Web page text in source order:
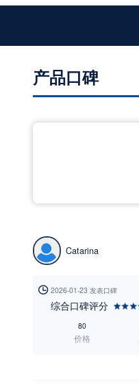
产品口碑
Catarina
 2026-01-23 发表口碑
综合口碑评分
80
价格